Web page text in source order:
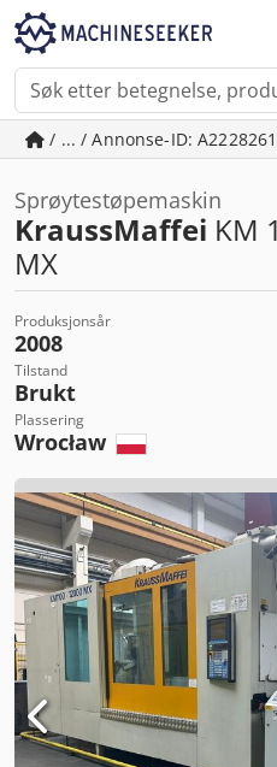
/ ... / Annonse-ID:
Sprøytestøpemaskin
KraussMaffei KM
MX
Produksjonsår
2008
Tilstand
Brukt
Plassering
Wrocław